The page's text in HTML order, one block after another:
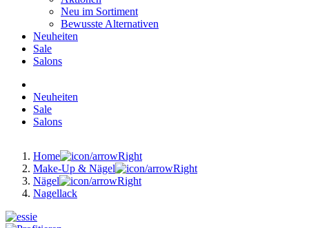
Neu im Sortiment
Bewusste Alternativen
Neuheiten
Sale
Salons
Neuheiten
Sale
Salons
Home
Make-Up & Nägel
Nägel
Nagellack